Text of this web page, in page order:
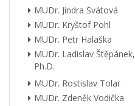
MUDr. Jindra Svátová
MUDr. Kryštof Pohl
MUDr. Petr Halaška
MUDr. Ladislav Štěpánek,
Ph.D.
MUDr. Rostislav Tolar
MUDr. Zdeněk Vodička